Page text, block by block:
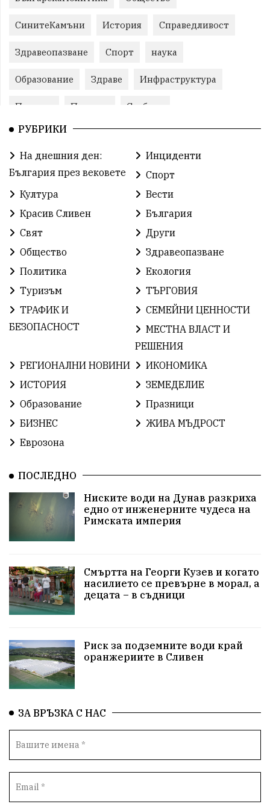
СинитеКамъни История Справедливост
Здравеопазване Спорт наука
Образование Здраве Инфраструктура
Пеевски Протест Свобода
ИвелинМихайлов
Празник ГражданскоОбщество
РадостинВасилев ЛекаАтлетика
ХристоИлиев БългарскоЗемеделие
БългарскиСпорт
ОбщественИнтерес земеделие
ИсторияНаБългария Иновации САЩ
БългарскаГордост Археология Твърдица
Легенда Право
ОтровнатаЯбълка ЦветомирПетков
България2025
ИкономикаНаСъпротивата УрсулаФонДерЛайен
ПетърПетров
Технологии НародноСъбрание
ПравоваДържава Варна Родителство
ПътнаБезопасност Магнитски Санкции
ОколнаСреда
Общност ИсторическиПарк ВоенноВреме
Космос ВоднаКриза Вода Мир
Безопастност
РУБРИКИ
На днешния ден:
България през вековете
Инциденти
Спорт
Култура
Вести
Красив Сливен
България
Свят
Други
Общество
Здравеопазване
Политика
Екология
Туризъм
ТЪРГОВИЯ
ТРАФИК И
БЕЗОПАСНОСТ
СЕМЕЙНИ ЦЕННОСТИ
МЕСТНА ВЛАСТ И
РЕШЕНИЯ
РЕГИОНАЛНИ НОВИНИ
ИКОНОМИКА
ИСТОРИЯ
ЗЕМЕДЕЛИЕ
Образование
Празници
БИЗНЕС
ЖИВА МЪДРОСТ
Еврозона
ПОСЛЕДНО
Ниските води на Дунав разкриха
едно от инженерните чудеса на
Римската империя
Смъртта на Георги Кузев и когато
насилието се превърне в морал, а
децата – в съдници
Риск за подземните води край
оранжериите в Сливен
ЗА ВРЪЗКА С НАС